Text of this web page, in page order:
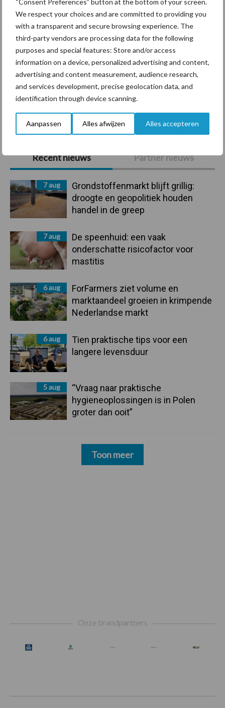
We respect your choices and are committed to providing you
with a transparent and secure browsing experience. The
third-party vendors are processing data for the following
purposes and special features: Store and/or access
information on a device, personalized advertising and content,
advertising and content measurement, audience research,
and services development, precise geolocation data, and
identification through device scanning.
Aanpassen Alles afwijzen Alles accepteren
Sidebar
Recent nieuws Partner nieuws
7 aug
Grondstoffenmarkt blijft grillig:
droogte en geopolitiek houden
handel in de greep
7 aug
De speenhuid: een vaak
onderschatte risicofactor voor
mastitis
6 aug
ForFarmers ziet volume en
marktaandeel groeien in krimpende
Nederlandse markt
6 aug
Tien praktische tips voor een
langere levensduur
5 aug
“Vraag naar praktische
hygieneoplossingen is in Polen
groter dan ooit”
Toon meer
Bedrijfsnieuws
Ligbox &
Voerhekken
Onze brandpartners